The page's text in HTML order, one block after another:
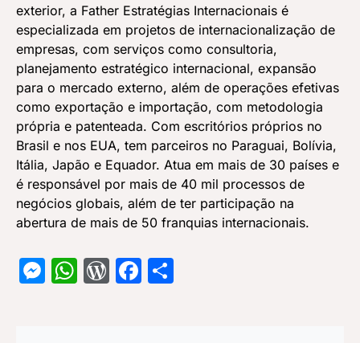
exterior, a Father Estratégias Internacionais é
especializada em projetos de internacionalização de
empresas, com serviços como consultoria,
planejamento estratégico internacional, expansão
para o mercado externo, além de operações efetivas
como exportação e importação, com metodologia
própria e patenteada. Com escritórios próprios no
Brasil e nos EUA, tem parceiros no Paraguai, Bolívia,
Itália, Japão e Equador. Atua em mais de 30 países e
é responsável por mais de 40 mil processos de
negócios globais, além de ter participação na
abertura de mais de 50 franquias internacionais.
Messenger
WhatsApp
WordPress
Facebook